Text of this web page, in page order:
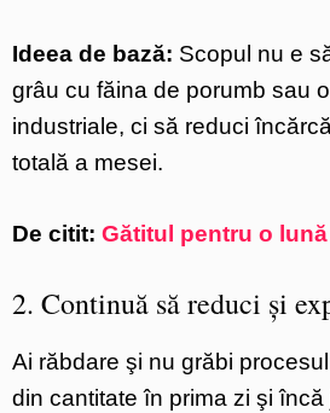
Ideea de bază: Scopul nu e
grâu cu făina de porumb sau
industriale, ci să reduci
totală a mesei.
De citit: Gătitul pentru o lună
2. Continuă să reduci și
Ai răbdare şi nu grăbi
din cantitate în prima zi şi